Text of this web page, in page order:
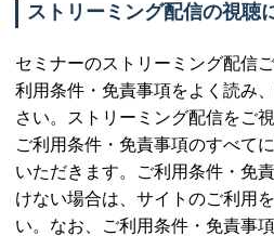
ストリーミング配信の視聴
セミナーのストリーミング配信
利用条件・免責事項をよく読み
さい。ストリーミング配信をご
ご利用条件・免責事項のすべて
いただきます。ご利用条件・免
けない場合は、サイトのご利用
い。なお、ご利用条件・免責事